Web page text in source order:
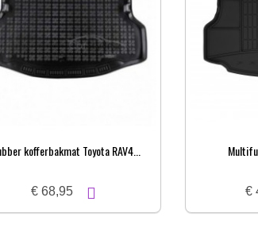
kofferbakmat Toyota RAV4...
€ 68,95 €